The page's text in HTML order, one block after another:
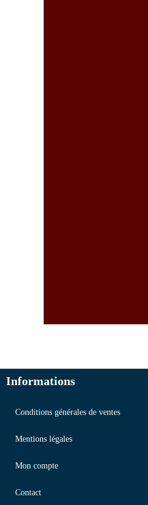
Informations
Conditions générales de ventes
Mentions légales
Mon compte
Contact